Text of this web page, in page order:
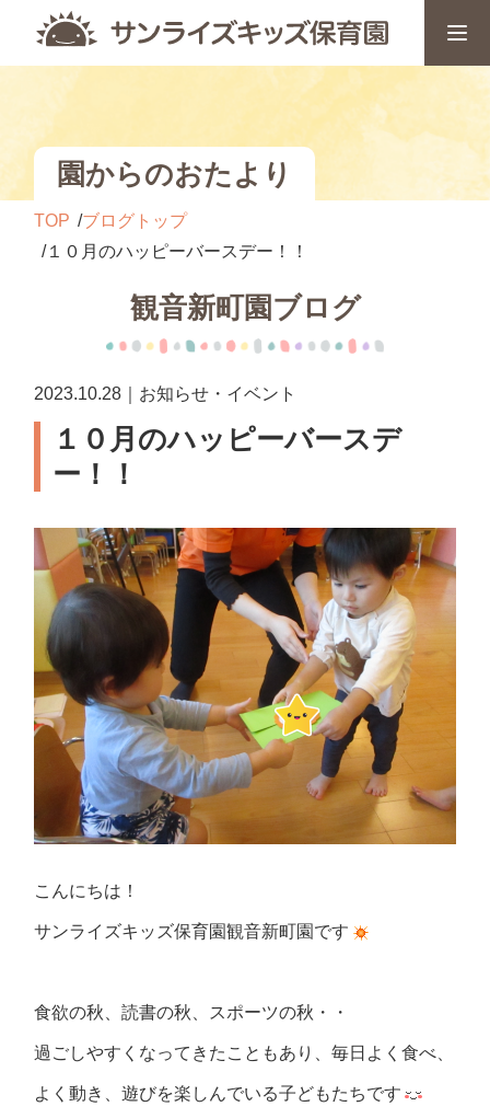
園からのおたより
TOP
ブログトップ
１０月のハッピーバースデー！！
観音新町園ブログ
2023.10.28｜お知らせ・イベント
１０月のハッピーバースデ
ー！！
こんにちは！
サンライズキッズ保育園観音新町園です
食欲の秋、読書の秋、スポーツの秋・・
過ごしやすくなってきたこともあり、毎日よく食べ、
よく動き、遊びを楽しんでいる子どもたちです